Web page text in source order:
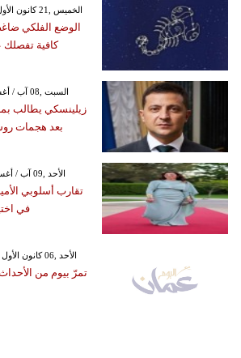
GMT 05:21 2023 الخميس ,21 كانون الأول / ديسمبر
الوضع الفلكي
كافية
GMT 14:29 2026 السبت ,08 آب / أغسطس
زيلينسكي يطالب
بعد هجمات
GMT 13:04 2026 الأحد ,09 آب / أغسطس
تقارب أسلوبي
في
GMT 23:46 2020 الأحد ,06 كانون الأول / ديسمبر
تمرّ بيوم من